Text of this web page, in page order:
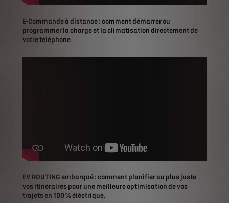
E-Commande à distance : comment démarrer ou
programmer la charge et la climatisation directement de
votre téléphone
EV ROUTING embarqué : comment planifier au plus juste
vos itinéraires pour une meilleure optimisation de vos
trajets en 100 % éléctrique.